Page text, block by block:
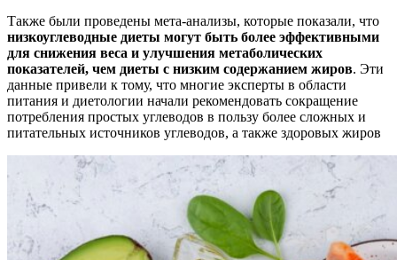
Также были проведены мета-анализы, которые показали, что
низкоуглеводные диеты могут быть более эффективными
для снижения веса и улучшения метаболических
показателей, чем диеты с низким содержанием жиров. Эти
данные привели к тому, что многие эксперты в области
питания и диетологии начали рекомендовать сокращение
потребления простых углеводов в пользу более сложных и
питательных источников углеводов, а также здоровых жиров